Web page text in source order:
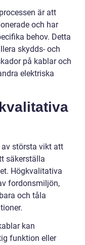
är att
och har
behov. Detta
skydds- och
på kablar och
elektriska
av största vikt att
säkerställa
Högkvalitativa
fordonsmiljön,
och tåla
kan
funktion eller